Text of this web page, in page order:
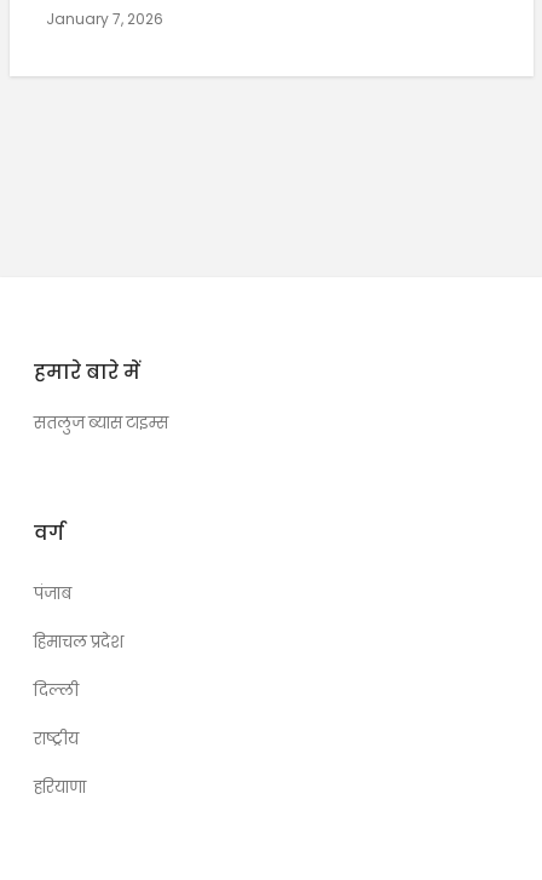
January 7, 2026
हमारे बारे में
सतलुज ब्यास टाइम्स
वर्ग
पंजाब
हिमाचल प्रदेश
दिल्ली
राष्ट्रीय
हरियाणा